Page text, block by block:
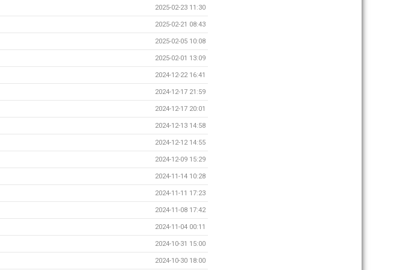
2025-02-23 11:30
2025-02-21 08:43
2025-02-05 10:08
2025-02-01 13:09
2024-12-22 16:41
2024-12-17 21:59
2024-12-17 20:01
2024-12-13 14:58
2024-12-12 14:55
2024-12-09 15:29
2024-11-14 10:28
2024-11-11 17:23
2024-11-08 17:42
2024-11-04 00:11
2024-10-31 15:00
2024-10-30 18:00